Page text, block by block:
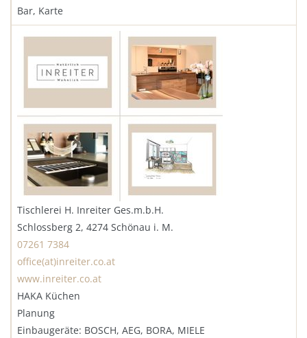
Bar, Karte
Tischlerei H. Inreiter Ges.m.b.H.
Schlossberg 2, 4274 Schönau i. M.
07261 7384
office(at)inreiter.co.at
www.inreiter.co.at
HAKA Küchen
Planung
Einbaugeräte: BOSCH, AEG, BORA, MIELE